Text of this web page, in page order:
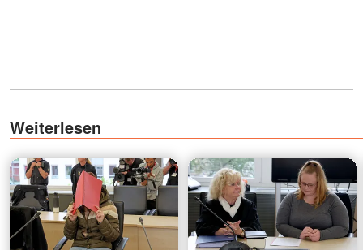
Weiterlesen